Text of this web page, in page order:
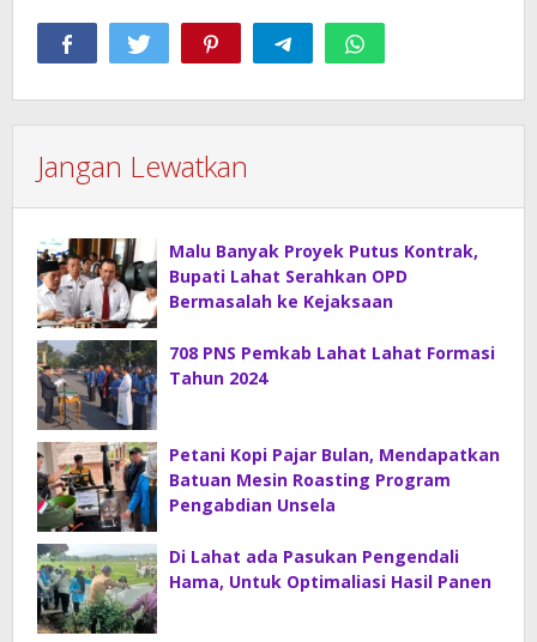
Jangan Lewatkan
Malu Banyak Proyek Putus Kontrak,
Bupati Lahat Serahkan OPD
Bermasalah ke Kejaksaan
708 PNS Pemkab Lahat Lahat Formasi
Tahun 2024
Petani Kopi Pajar Bulan, Mendapatkan
Batuan Mesin Roasting Program
Pengabdian Unsela
Di Lahat ada Pasukan Pengendali
Hama, Untuk Optimaliasi Hasil Panen